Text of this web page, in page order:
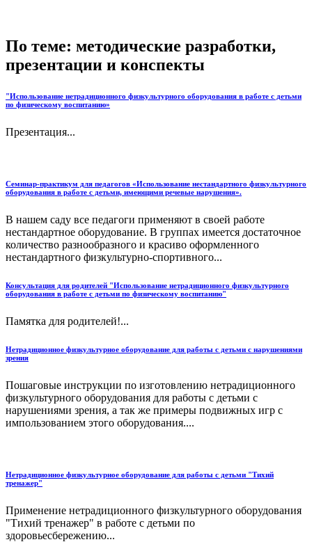
По теме: методические разработки,
презентации и конспекты
"Использование нетрадиционного физкультурного оборудования в работе с детьми
по физическому воспитанию»
Презентация...
Семинар-практикум для педагогов «Использование нестандартного физкультурного
оборудования в работе с детьми, имеющими речевые нарушения».
В нашем саду все педагоги при­меняют в своей работе
нестандар­тное оборудование. В группах имеется достаточное
количество разнообразного и красиво офор­мленного
нестандартного физкультурно-спортивного...
Консультация для родителей "Использование нетрадиционного физкультурного
оборудования в работе с детьми по физическому воспитанию"
Памятка для родителей!...
Нетрадиционное физкультурное оборудование для работы с детьми с нарушениями
зрения
Пошаговые инструкции по изготовлению нетрадиционного
физкультурного оборудования для работы с детьми с
нарушениями зрения, а так же примеры подвижных игр с
импользованием этого оборудования....
Нетрадиционное физкультурное оборудование для работы с детьми "Тихий
тренажер"
Применение нетрадиционного физкультурного оборудования
"Тихий тренажер" в работе с детьми по
здоровьесбережению...